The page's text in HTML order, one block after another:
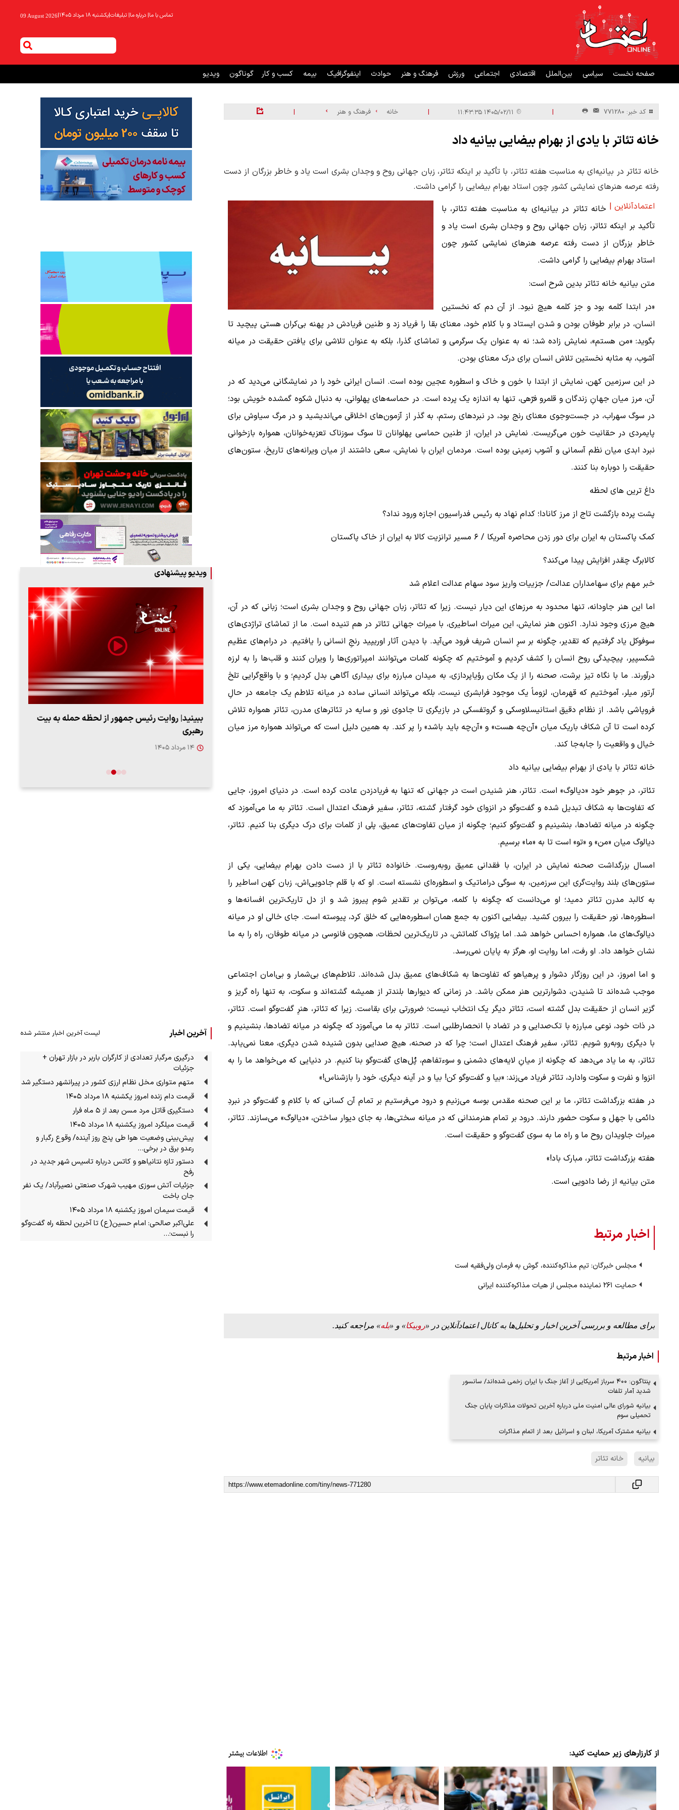
تماس با ما| درباره ما| تبلیغات|یکشنبه ۱۸ مرداد ۱۴۰۵ |
09 August 2026
صفحه نخست سیاسی بین‌الملل اقتصادی اجتماعی ورزش فرهنگ و هنر حوادث اینفوگرافیک بیمه کسب و کار گوناگون ویدیو
کد خبر: 771280 |
| خانه فرهنگ و هنر |
خانه تئاتر با یادی از بهرام بیضایی بیانیه داد
خانه تئاتر در بیانیه‌ای به مناسبت هفته تئاتر، با تأکید بر اینکه تئاتر، زبان جهانی روح و وجدان بشری است یاد و خاطر بزرگان از دست
رفته عرصه هنرهای نمایشی کشور چون استاد بهرام بیضایی را گرامی داشت.
اعتمادآنلاین | خانه تئاتر در بیانیه‌ای به مناسبت هفته تئاتر، با
تأکید بر اینکه تئاتر، زبان جهانی روح و وجدان بشری است یاد و
خاطر بزرگان از دست رفته عرصه هنرهای نمایشی کشور چون
استاد بهرام بیضایی را گرامی داشت.
متن بیانیه خانه تئاتر بدین شرح است:
«در ابتدا کلمه بود و جز کلمه هیچ‌ نبود. از آن دم که نخستین
انسان، در برابر طوفان بودن و شدن ایستاد و با کلام خود، معنای بقا را فریاد زد و طنین فریادش در پهنه‌ بی‌کران هستی پیچید تا
بگوید: «من هستم»، نمایش زاده شد؛ نه به عنوان یک سرگرمی و تماشای گذرا، بلکه به عنوان تلاشی برای یافتن حقیقت در میانه‌
آشوب، به مثابه‌ نخستین تلاش انسان برای درک معنای بودن.
در این سرزمین کهن، نمایش از ابتدا با خون و خاک و اسطوره عجین بوده است. انسان ایرانی خود را در نمایشگانی می‌دید که در
آن، مرز میان جهانِ زندگان و قلمرو فرّهی، تنها به اندازه‌ یک پرده است. در حماسه‌های پهلوانی، به دنبال شکوه گمشده‌ خویش بود؛
در سوگ سهراب، در جست‌وجوی معنای رنج بود، در نبردهای رستم، به گذر از آزمون‌های اخلاقی می‌اندیشید و در مرگ سیاوش برای
پایمردی در حقانیت خون می‌گریست. نمایش در ایران، از طنین حماسی پهلوانان تا سوگ سوزناک تعزیه‌خوانان، همواره بازخوانی
نبرد ابدی میان نظم آسمانی و آشوب زمینی بوده است. مردمان ایران با نمایش، سعی داشتند از میان ویرانه‌های تاریخ، ستون‌های
حقیقت را دوباره بنا کنند.
داغ ترین های لحظه
پشت پرده بازگشت تاج از مرز کانادا؛ کدام نهاد به رئیس فدراسیون اجازه ورود نداد؟
کمک پاکستان به ایران برای دور زدن محاصره آمریکا / ۶ مسیر ترانزیت کالا به ایران از خاک پاکستان
کالابرگ چقدر افزایش پیدا می‌کند؟
خبر مهم برای سهامداران عدالت/ جزییات واریز سود سهام عدالت اعلام شد
اما این هنر جاودانه، تنها محدود به مرزهای این دیار نیست. زیرا که تئاتر، زبان جهانی روح و وجدان بشری است؛ زبانی که در آن،
هیچ مرزی وجود ندارد. اکنون هنر نمایش، این میراث اساطیری، با میراث جهانی تئاتر در هم تنیده است. ما از تماشای تراژدی‌های
سوفوکل یاد گرفتیم که تقدیر، چگونه بر سرِ انسان شریف فرود می‌آید. با دیدن آثار اوریپید رنجِ انسانی را یافتیم. در درام‌های عظیم
شکسپیر، پیچیدگی روح انسان را کشف کردیم و آموختیم که چکونه کلمات می‌توانند امپراتوری‌ها را ویران کنند و قلب‌ها را به لرزه
درآورند. ما با نگاه تیز برشت، صحنه را از یک مکان رؤیاپردازی، به میدان مبارزه برای بیداری آگاهی بدل کردیم؛ و با واقع‌گرایی تلخ
آرتور میلر، آموختیم که قهرمان، لزوماً یک موجود فرابشری نیست، بلکه می‌تواند انسانی ساده در میانه‌ تلاطم یک جامعه‌ در حالِ
فروپاشی باشد. از نظام دقیق استانیسلاوسکی و گروتفسکی در بازیگری تا جادوی نور و سایه در تئاترهای مدرن، تئاتر همواره تلاش
کرده است تا آن شکاف باریک میان «آن‌چه هست» و «آن‌چه باید باشد» را پر کند. به همین دلیل است که می‌تواند همواره مرز میان
خیال و واقعیت را جابه‌جا کند.
خانه تئاتر با یادی از بهرام بیضایی بیانیه داد
تئاتر، در جوهر خود «دیالوگ» است. تئاتر، هنر شنیدن است در جهانی که تنها به فریادزدن عادت کرده است. در دنیای امروز، جایی
که تفاوت‌ها به شکاف تبدیل شده و گفت‌وگو در انزوای خود گرفتار گشته، تئاتر، سفیر فرهنگ اعتدال است. تئاتر به ما می‌آموزد که
چگونه در میانه‌ تضادها، بنشینیم و گفت‌وگو کنیم؛ چگونه از میان تفاوت‌های عمیق، پلی از کلمات برای درک دیگری بنا کنیم. تئاتر،
دیالوگ میان «من» و «تو» است تا به «ما» برسیم.
امسال بزرگداشت صحنه‌ نمایش در ایران، با فقدانی عمیق روبه‌روست. خانواده‌ تئاتر با از دست دادن بهرام بیضایی، یکی از
ستون‌های بلند روایت‌گری این سرزمین، به سوگی دراماتیک و اسطوره‌ای نشسته است. او که با قلم جادویی‌اش، زبان کهن اساطیر را
به کالبد مدرن تئاتر دمید؛ او می‌دانست که چگونه با کلمه، می‌توان بر تقدیر شوم پیروز شد و از دل تاریک‌ترین افسانه‌ها و
اسطوره‌ها، نور حقیقت را بیرون کشید. بیضایی اکنون به جمع همان اسطوره‌هایی که خلق کرد، پیوسته است. جای خالی او در میانه‌
دیالوگ‌های ما، همواره احساس خواهد شد. اما پژواک کلماتش، در تاریک‌ترین لحظات، همچون فانوسی در میانه‌ طوفان، راه را به ما
نشان خواهد داد. او رفت، اما روایت او، هرگز به پایان نمی‌رسد.
و اما امروز، در این روزگار دشوار و پرهیاهو که تفاوت‌ها به شکاف‌های عمیق بدل شده‌اند. تلاطم‌های بی‌شمار و بی‌امان اجتماعی
موجب شده‌اند تا شنیدن، دشوارترین هنر ممکن باشد. در زمانی که دیوارها بلندتر از همیشه گشته‌اند و سکوت، به تنها راه گریز و
گزیر انسان از حقیقت بدل گشته است، تئاتر دیگر یک انتخاب نیست؛ ضرورتی برای بقاست. زیرا که تئاتر، هنرِ گفت‌وگو است. تئاتر،
در ذات خود، نوعی مبارزه با تک‌صدایی و در تضاد با انحصارطلبی است. تئاتر به ما می‌آموزد که چگونه در میانه‌ تضادها، بنشینیم و
با دیگری روبه‌رو شویم. تئاتر، سفیر فرهنگ اعتدال است؛ چرا که در صحنه، هیچ صدایی بدون شنیده شدن دیگری، معنا نمی‌یابد.
تئاتر، به ما یاد می‌دهد که چگونه از میانِ لایه‌های دشمنی و سوءتفاهم، پُل‌های گفت‌وگو بنا کنیم. در دنیایی که می‌خواهد ما را به
انزوا و نفرت و سکوت وادارد، تئاتر فریاد می‌زند: «بیا و گفت‌وگو کن! بیا و در آینه‌ دیگری، خود را بازشناس!»
در هفته‌ بزرگداشت تئاتر، ما بر این صحنه‌ مقدس بوسه می‌زنیم و درود می‌فرستیم بر تمام آن کسانی که با کلام و گفت‌وگو در نبردِ
دائمی با جهل و سکوت حضور دارند. درود بر تمام هنرمندانی که در میانه‌ سختی‌ها، به جای دیوار ساختن، «دیالوگ» می‌سازند. تئاتر،
میراث جاویدان روح ما و راه ما به سوی گفت‌وگو و حقیقت است.
هفته‌ بزرگداشت تئاتر، مبارک باد!»
متن بیانیه از رضا دادویی است.
اخبار مرتبط
مجلس خبرگان: تیم مذاکره‌کننده، گوش به فرمان ولی‌فقیه است
حمایت ۲۶۱ نماینده مجلس از هیات مذاکره‌کننده ایرانی
برای مطالعه و بررسی آخرین اخبار و تحلیل‌ها به کانال اعتمادآنلاین در «روبیکا» و «بله» مراجعه کنید.
اخبار مرتبط
پنتاگون: ۴۰۰ سرباز آمریکایی از آغاز جنگ با ایران زخمی شده‌اند/ سانسور
شدید آمار تلفات
بیانیه شورای عالی امنیت ملی درباره آخرین تحولات مذاکرات پایان جنگ
تحمیلی سوم
بیانیه مشترک آمریکا، لبنان و اسرائیل بعد از اتمام مذاکرات
بیانیه خانه تئاتر
از کارزارهای زیر حمایت کنید:
ویدیو پیشنهادی
می‌کنیم، اما
ببینید| سخنگوی سپاه: بازگشایی تنگه هرمز منوط به
پذیرش شروط ایران از…
۱۷ مرداد ۱۴۰۵
ببینید| ویدئویی جدید از لحظه زلزله ۷.۱ ریشتری
"کوماموتو" ژاپن ۹ روز…
ببینید| روایت رئیس جمهور از لحظه حمله به بیت
رهبری
۱۴ مرداد ۱۴۰۵
آخرین اخبار لیست آخرین اخبار منتشر شده
درگیری مرگبار تعدادی از کارگران باربر در بازار تهران +
جزئیات
متهم متواری مخل نظام ارزی کشور در پیرانشهر دستگیر شد
قیمت دام زنده امروز یکشنبه ۱۸ مرداد ۱۴۰۵
دستگیری قاتل مرد مسن بعد از ۵ ماه فرار
قیمت میلگرد امروز یکشنبه ۱۸ مرداد ۱۴۰۵
پیش‌بینی وضعیت هوا طی پنج روز آینده/ وقوع رگبار و
رعدو برق در برخی…
دستور تازه نتانیاهو و کاتس درباره تاسیس شهر جدید در
رفح
جزئیات آتش سوزی مهیب شهرک صنعتی نصیرآباد/ یک نفر
جان باخت
قیمت سیمان امروز یکشنبه ۱۸ مرداد ۱۴۰۵
علی‌اکبر صالحی: امام حسین(ع) تا آخرین لحظه راه گفت‌وگو
را نبست؛…